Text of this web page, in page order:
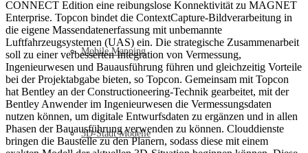
Mobile Mapping
3D-Stadt Modelle
CONNECT Edition eine reibungslose Konnektivität zu MAGNET
Enterprise. Topcon bindet die ContextCapture-Bildverarbeitung in
die eigene Massendatenerfassung mit unbemannte
Luftfahrzeugsystemen (UAS) ein. Die strategische Zusammenarbeit
soll zu einer verbesserten Integration von Vermessung,
Ingenieurwesen und Bauausführung führen und gleichzeitig Vorteile
bei der Projektabgabe bieten, so Topcon. Gemeinsam mit Topcon
hat Bentley an der Constructioneering-Technik gearbeitet, mit der
Bentley Anwender im Ingenieurwesen die Vermessungsdaten
nutzen können, um digitale Entwurfsdaten zu ergänzen und in allen
Phasen der Bauausführung verwenden zu können. Clouddienste
bringen die Baustelle zu den Planern, sodass diese mit einem